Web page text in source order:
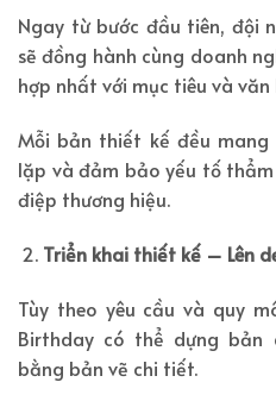
Ngay từ bước đầu tiên, đội
sẽ đồng hành cùng doanh
hợp nhất với mục tiêu và
Mỗi bản thiết kế đều
lặp và đảm bảo yếu tố
điệp thương hiệu.
Triển khai thiết kế – Lên
Tùy theo yêu cầu và quy
Birthday có thể dựng bản
bằng bản vẽ chi tiết.